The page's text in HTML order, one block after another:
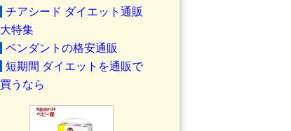
チアシード ダイエット通販
大特集
ペンダントの格安通販
短期間 ダイエットを通販で
買うなら